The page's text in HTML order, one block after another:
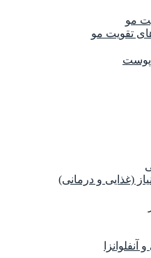
مو
تقویت مو
پوست
(غذایی و درمانی)